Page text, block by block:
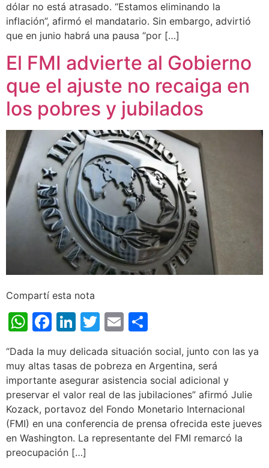
dólar no está atrasado. “Estamos eliminando la
inflación”, afirmó el mandatario. Sin embargo, advirtió
que en junio habrá una pausa “por […]
El FMI advierte al Gobierno
que el ajuste no recaiga en
los pobres y jubilados
Compartí esta nota
WhatsApp
Facebook
LinkedIn
Twitter
Email
“Dada la muy delicada situación social, junto con las ya
muy altas tasas de pobreza en Argentina, será
importante asegurar asistencia social adicional y
preservar el valor real de las jubilaciones” afirmó Julie
Kozack, portavoz del Fondo Monetario Internacional
(FMI) en una conferencia de prensa ofrecida este jueves
en Washington. La representante del FMI remarcó la
preocupación […]